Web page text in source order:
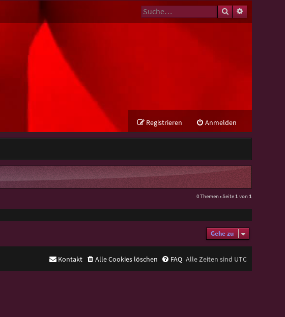
Suche
Anmelden
Registrieren
0 Themen • Seite 1 von 1
Gehe zu
Alle Zeiten sind UTC
FAQ
Alle Cookies löschen
Kontakt